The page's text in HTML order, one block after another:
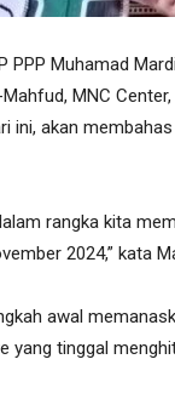
PPP Muhamad
MNC
ini, akan
rangka kita
2024,” kata
awal
yang tinggal